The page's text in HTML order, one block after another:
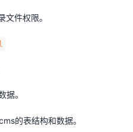
文件权限。
据。
的表结构和数据。